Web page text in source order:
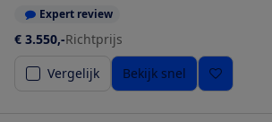
Expert review
€ 3.550,-Richtprijs
Vergelijk
Bekijk snel